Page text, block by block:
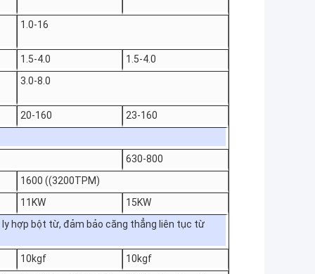
1.0-16
1.5-4.0
1.5-4.0
3.0-8.0
20-160 23-160
630-800
1600 ((3200TPM)
11KW
15KW
hợp bột từ, đảm bảo căng thẳng liên tục từ
10kgf
10kgf